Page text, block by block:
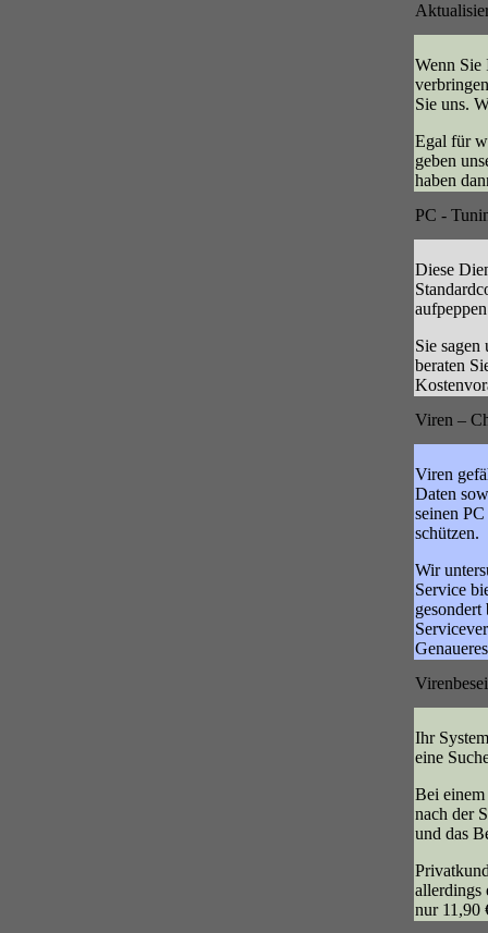
Wenn Sie
Sie uns.
Egal für
geben
haben
PC -
Diese
Sie
beraten
Viren –
Viren
Daten
seinen
schützen.
Wir
Service
Ihr
eine
Bei einem
nach der
und das
allerdings
nur 11,90